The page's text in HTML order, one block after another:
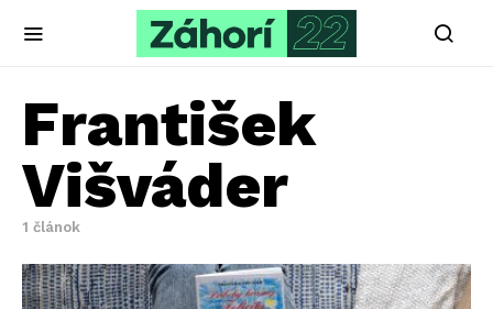
František
Višváder
1 článok